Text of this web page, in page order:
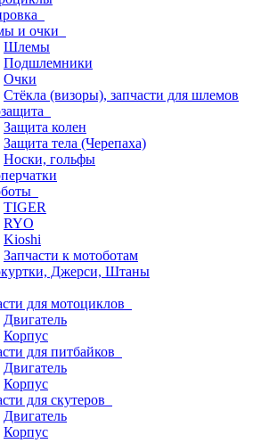
и очки
Шлемы
Подшлемники
Очки
Стёкла (визоры), запчасти для шлемов
Защита колен
Защита тела (Черепаха)
Носки, гольфы
TIGER
RYO
Kioshi
Запчасти к мотоботам
Джерси, Штаны
для мотоциклов
Двигатель
Корпус
для питбайков
Двигатель
Корпус
для скутеров
Двигатель
Корпус